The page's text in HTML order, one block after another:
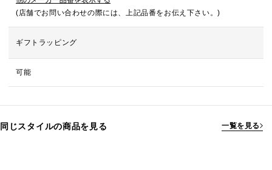
(店舗でお問い合わせの際には、上記品番をお伝え下さい。)
ギフトラッピング
可能
同じスタイルの商品を見る 一覧を見る